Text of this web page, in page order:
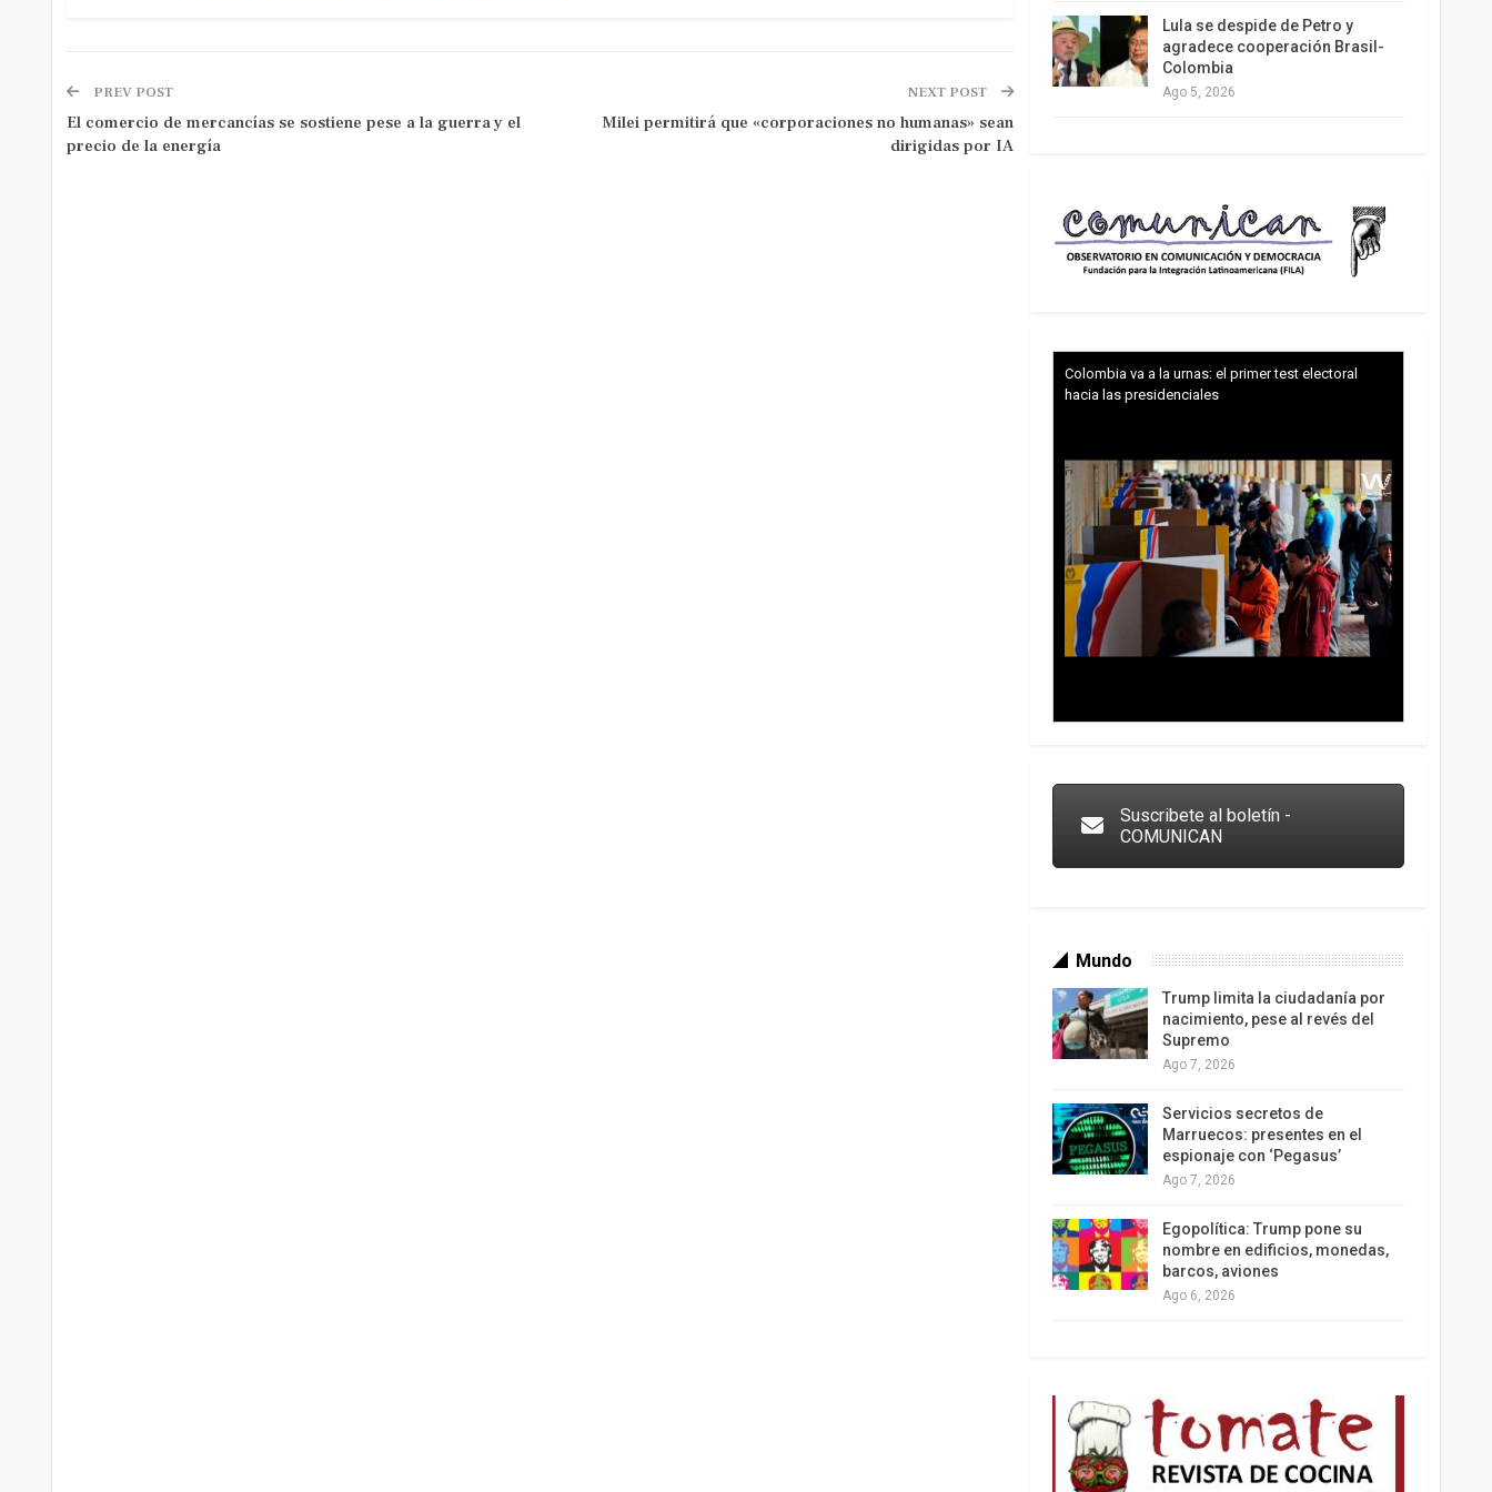
PREV POST
El comercio de mercancías se sostiene pese a la guerra y el
precio de la energía
NEXT POST
Milei permitirá que «corporaciones no humanas» sean
dirigidas por IA
Lula se despide de Petro y
agradece cooperación Brasil-
Colombia
Ago 5, 2026
Colombia va a la urnas: el primer test electoral
hacia las presidenciales
Suscribete al boletín -
COMUNICAN
Mundo
Trump limita la ciudadanía por
nacimiento, pese al revés del
Supremo
Ago 7, 2026
Servicios secretos de
Marruecos: presentes en el
espionaje con ‘Pegasus’
Ago 7, 2026
Egopolítica: Trump pone su
nombre en edificios, monedas,
barcos, aviones
Ago 6, 2026